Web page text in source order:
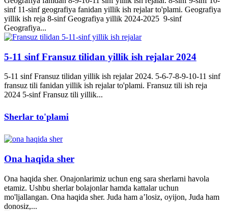
sinf 11-sinf geografiya fanidan yillik ish rejalar to'plami. Geografiya
yillik ish reja 8-sinf Geografiya yillik 2024-2025 9-sinf
Geografiya...
5-11 sinf Fransuz tilidan yillik ish rejalar 2024
5-11 sinf Fransuz tilidan yillik ish rejalar 2024. 5-6-7-8-9-10-11 sinf
fransuz tili fanidan yillik ish rejalar to'plami. Fransuz tili ish reja
2024 5-sinf Fransuz tili yillik...
Sherlar to'plami
Ona haqida sher
Ona haqida sher. Onajonlarimiz uchun eng sara sherlarni havola
etamiz. Ushbu sherlar bolajonlar hamda kattalar uchun
mo'ljallangan. Ona haqida sher. Juda ham a’losiz, oyijon, Juda ham
donosiz,...